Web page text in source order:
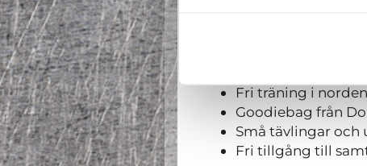
Fri träning i
Goodiebag från
Små tävlingar och
Fri tillgång till